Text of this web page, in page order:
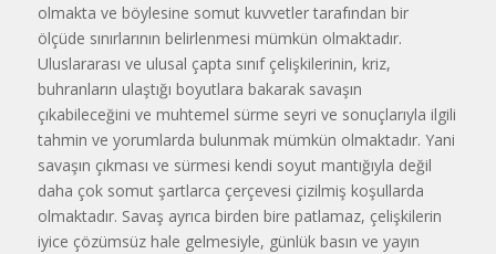
olmakta ve böylesine somut kuvvetler tarafından bir
ölçüde sınırlarının belirlenmesi mümkün olmaktadır.
Uluslararası ve ulusal çapta sınıf çelişkilerinin, kriz,
buhranların ulaştığı boyutlara bakarak savaşın
çıkabileceğini ve muhtemel sürme seyri ve sonuçlarıyla ilgili
tahmin ve yorumlarda bulunmak mümkün olmaktadır. Yani
savaşın çıkması ve sürmesi kendi soyut mantığıyla değil
daha çok somut şartlarca çerçevesi çizilmiş koşullarda
olmaktadır. Savaş ayrıca birden bire patlamaz, çelişkilerin
iyice çözümsüz hale gelmesiyle, günlük basın ve yayın